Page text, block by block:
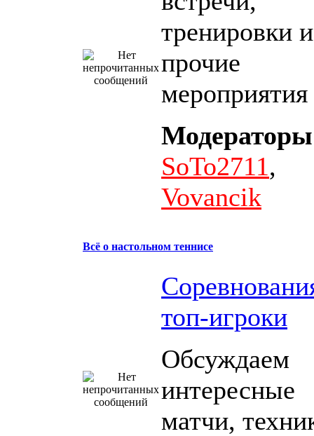
тренировки и
прочие
мероприятия
SoTo2711,
Vovancik
Всё о настольном теннисе
топ-игроки
Обсуждаем
интересные
матчи,